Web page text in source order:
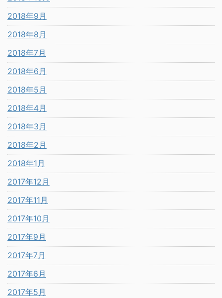
2018年9月
2018年8月
2018年7月
2018年6月
2018年5月
2018年4月
2018年3月
2018年2月
2018年1月
2017年12月
2017年11月
2017年10月
2017年9月
2017年7月
2017年6月
2017年5月